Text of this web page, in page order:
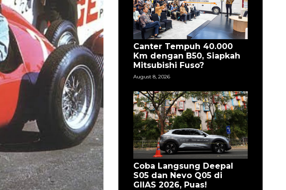
Canter Tempuh 40.000
Km dengan B50, Siapkah
Mitsubishi Fuso?
August 8, 2026
Coba Langsung Deepal
S05 dan Nevo Q05 di
GIIAS 2026, Puas!